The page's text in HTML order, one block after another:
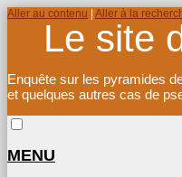
Aller au contenu Aller à la
Le site
Enquête sur les pyramides
et quelques autres cas de
MENU